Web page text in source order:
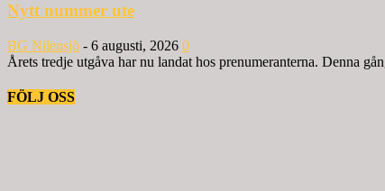
Nytt nummer ute
BG Nilensjö - 6 augusti, 2026 0
Årets tredje utgåva har nu landat hos prenumeranterna. Denna
FÖLJ OSS